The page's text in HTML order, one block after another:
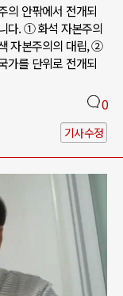
의 안팎에서 전개되
다. ① 화석 자본주의
자본주의의 대립, ②
가를 단위로 전개되
0
기사수정